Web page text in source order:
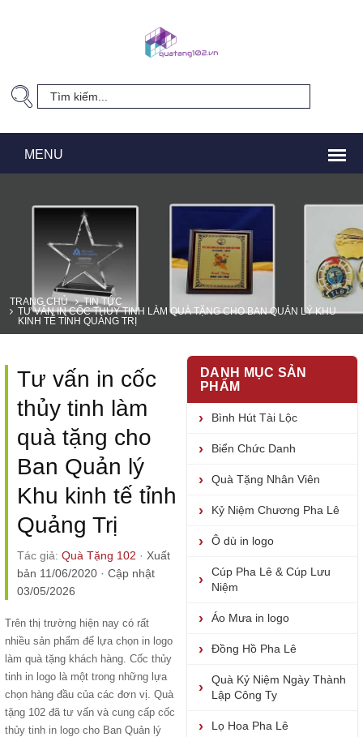
TRANG CHỦ
TIN TỨC
TƯ VẤN IN CỐC THỦY TINH LÀM QUÀ TẶNG CHO BAN QUẢN LÝ KHU
KINH TẾ TỈNH QUẢNG TRỊ
Tư vấn in cốc
thủy tinh làm
quà tặng cho
Ban Quản lý
Khu kinh tế tỉnh
Quảng Trị
Tác giả: Quà Tặng 102 · Xuất
bản 11/06/2020 · Cập nhật
03/05/2026
Trên thị trường hiện nay có rất
nhiều sản phẩm để lựa chọn in logo
làm quà tặng khách hàng. Cốc thủy
tinh in logo là một trong những lựa
chọn hàng đầu của các đơn vị. Quà
tặng 102 đã tư vấn và cung cấp cốc
thủy tinh in logo cho Ban Quản lý
DANH MỤC SẢN
PHẨM
Bình Hút Tài Lộc
Biển Chức Danh
Quà Tặng Nhân Viên
Kỷ Niệm Chương Pha Lê
Ô dù in logo
Cúp Pha Lê & Cúp Lưu
Niệm
Áo Mưa in logo
Đồng Hồ Pha Lê
Quà Kỷ Niệm Ngày Thành
Lập Công Ty
Lọ Hoa Pha Lê